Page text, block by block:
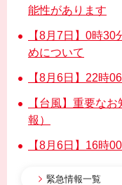
能性があります
【8月7日】0時
めについて
【8月6日】22時
【台風】重要な
報）
【8月6日】16時
緊急情報一覧